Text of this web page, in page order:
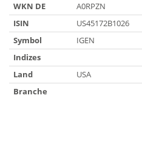
WKN DE
A0RPZN
ISIN
US45172B1026
Symbol
IGEN
Indizes
Land
USA
Branche